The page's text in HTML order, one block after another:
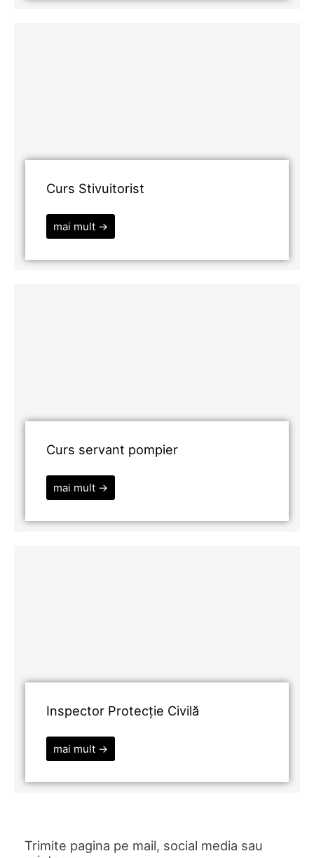
Curs Stivuitorist
mai mult →
Curs servant pompier
mai mult →
Inspector Protecție Civilă
mai mult →
Trimite pagina pe mail, social media sau